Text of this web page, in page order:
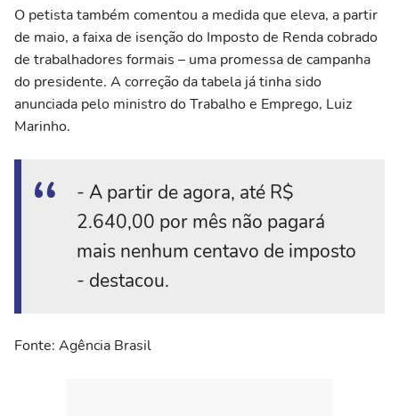
O petista também comentou a medida que eleva, a partir
de maio, a faixa de isenção do Imposto de Renda cobrado
de trabalhadores formais – uma promessa de campanha
do presidente. A correção da tabela já tinha sido
anunciada pelo ministro do Trabalho e Emprego, Luiz
Marinho.
- A partir de agora, até R$
2.640,00 por mês não pagará
mais nenhum centavo de imposto
- destacou.
Fonte: Agência Brasil